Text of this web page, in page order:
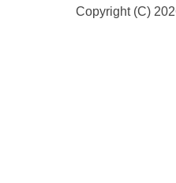
Copyright (C)